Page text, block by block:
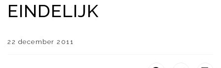
EINDELIJK
22 december 2011